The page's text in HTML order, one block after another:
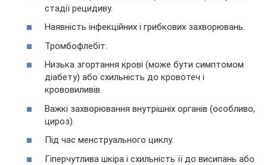
стадії рецидиву.
Наявність інфекційних і грибкових захворювань.
Тромбофлебіт.
Низька згортання крові (може бути симптомом
діабету) або схильність до кровотеч і
крововиливів.
Важкі захворювання внутрішніх органів (особливо,
цироз).
Під час менструального циклу.
Гіперчутлива шкіра і схильність її до висипань або